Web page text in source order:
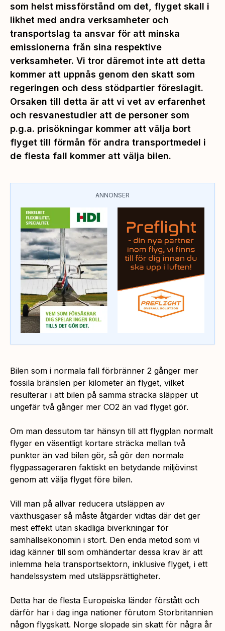
som helst missförstånd om det, flyget skall i
likhet med andra verksamheter och
transportslag ta ansvar för att minska
emissionerna från sina respektive
verksamheter. Vi tror däremot inte att detta
kommer att uppnås genom den skatt som
regeringen och dess stödpartier föreslagit.
Orsaken till detta är att vi vet av erfarenhet
och resvanestudier att de personer som
p.g.a. prisökningar kommer att välja bort
flyget till förmån för andra transportmedel i
de flesta fall kommer att välja bilen.
ANNONSER
Bilen som i normala fall förbränner 2 gånger mer
fossila bränslen per kilometer än flyget, vilket
resulterar i att bilen på samma sträcka släpper ut
ungefär två gånger mer CO2 än vad flyget gör.
Om man dessutom tar hänsyn till att flygplan normalt
flyger en väsentligt kortare sträcka mellan två
punkter än vad bilen gör, så gör den normale
flygpassageraren faktiskt en betydande miljövinst
genom att välja flyget före bilen.
Vill man på allvar reducera utsläppen av
växthusgaser så måste åtgärder vidtas där det ger
mest effekt utan skadliga biverkningar för
samhällsekonomin i stort. Den enda metod som vi
idag känner till som omhändertar dessa krav är att
inlemma hela transportsektorn, inklusive flyget, i ett
handelssystem med utsläppsrättigheter.
Detta har de flesta Europeiska länder förstått och
därför har i dag inga nationer förutom Storbritannien
någon flygskatt. Norge slopade sin skatt för några år